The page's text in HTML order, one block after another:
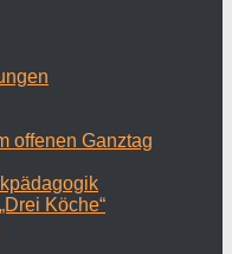
offenen Ganztag
Köche“